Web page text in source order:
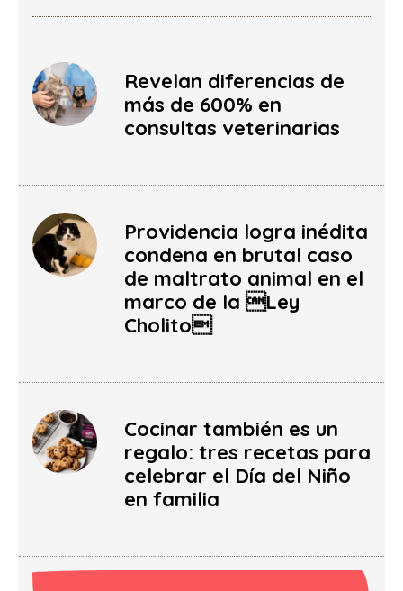
Revelan diferencias de
más de 600% en
consultas veterinarias
Providencia logra inédita
condena en brutal caso
de maltrato animal en el
marco de la Ley
Cholito
Cocinar también es un
regalo: tres recetas para
celebrar el Día del Niño
en familia